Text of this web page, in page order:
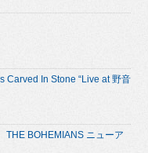
Carved In Stone “Live at 野音
THE BOHEMIANS ニューア